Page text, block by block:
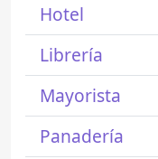
Hotel
Librería
Mayorista
Panadería